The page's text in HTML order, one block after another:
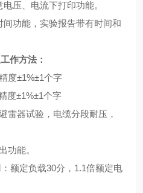
压、电流下打印功能。
间功能，实验报告带有时间和
作方法：
度±1%±1个字
度±1%±1个字
雷器试验，电缆分段耐压，
功能。
额定负载30分，1.1倍额定电